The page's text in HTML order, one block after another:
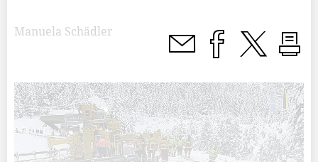
Manuela Schädler